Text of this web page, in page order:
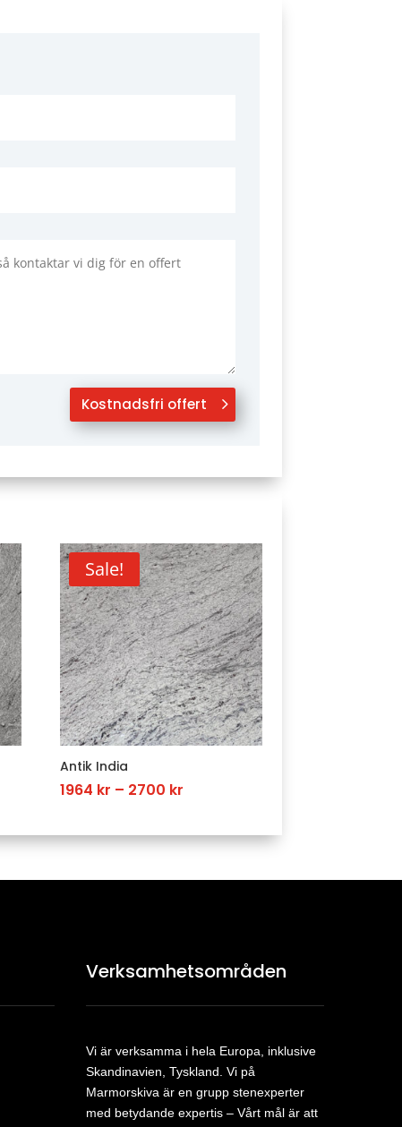
Kostnadsfri offert
Sale!
Antik India
1964 kr – 2700 kr
1964 kr
2700 kr
Verksamhetsområden
Vi är verksamma i hela Europa, inklusive
Skandinavien, Tyskland. Vi på
Marmorskiva är en grupp stenexperter
med betydande expertis – Vårt mål är att